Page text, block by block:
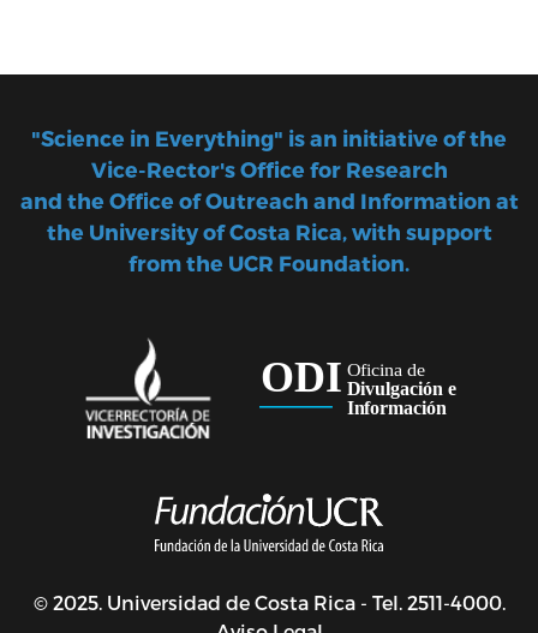
"Science in Everything" is an initiative of the
Vice-Rector's Office for Research
and the Office of Outreach and Information at
the University of Costa Rica, with support
from the UCR Foundation.
© 2025. Universidad de Costa Rica - Tel. 2511-4000.